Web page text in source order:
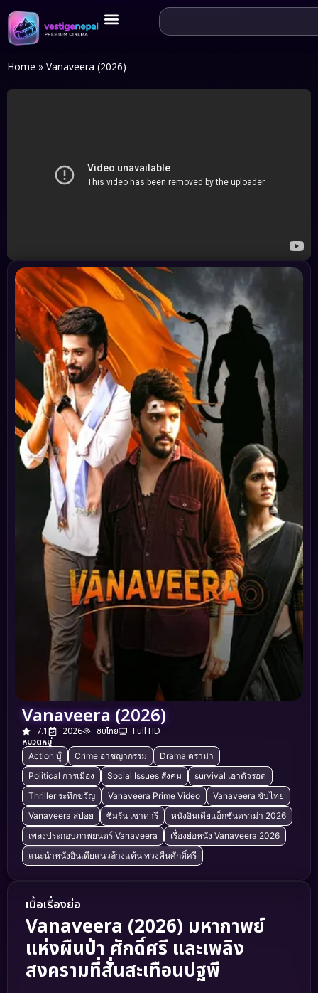
Home » Vanaveera (2026)
Vanaveera (2026)
7.1 2026 ซับไทย
Full HD
หมวดหมู่
Action บู๊ Crime อาชญากรรม
Drama ดราม่า
Political การเมือง
Social Issues สังคม
survival เอาตัวรอด
Thriller ระทึกขวัญ
Vanaveera Prime Video
Vanaveera ซับไทย
Vanaveera สปอย
ซิมรัน เชาดารี
หนังอินเดียแอ็กชันดราม่า 2026
เพลงประกอบภาพยนตร์ Vanaveera
เรื่องย่อหนัง Vanaveera 2026
แนะนำหนังอินเดียแนวล้างแค้น ทวงคืนศักดิ์ศรี
เนื้อเรื่องย่อ
Vanaveera (2026) มหากาพย์
แห่งผืนป่า ศักดิ์ศรี และเพลิง
สงครามที่สั่นสะเทือนปฐพี